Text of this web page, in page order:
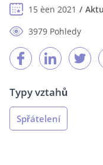
15 èen 2021
3979 Pohledy
Typy vztahů
Spřátelení